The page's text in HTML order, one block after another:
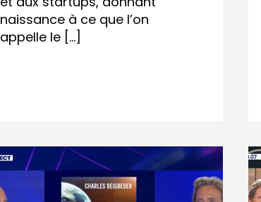
et aux startups, donnant
naissance à ce que l’on
appelle le […]